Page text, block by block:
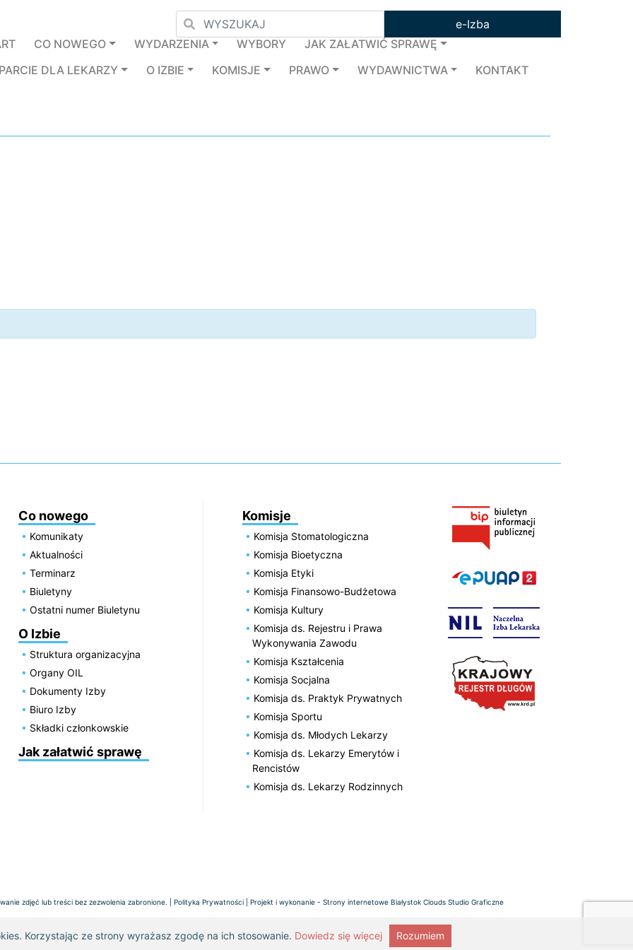
e-Izba
CO NOWEGO WYDARZENIA WYBORY
JAK ZAŁATWIĆ SPRAWĘ
DLA LEKARZY
O IZBIE KOMISJE PRAWO WYDAWNICTWA KONTAKT
Co nowego
Komunikaty
Aktualności
Terminarz
Biuletyny
Ostatni numer Biuletynu
O Izbie
Struktura organizacyjna
Organy OIL
Dokumenty Izby
Biuro Izby
Składki członkowskie
Jak załatwić sprawę
Komisje
Komisja Stomatologiczna
Komisja Bioetyczna
Komisja Etyki
Komisja Finansowo-Budżetowa
Komisja Kultury
Komisja ds. Rejestru i Prawa
Wykonywania Zawodu
Komisja Kształcenia
Komisja Socjalna
Komisja ds. Praktyk Prywatnych
Komisja Sportu
Komisja ds. Młodych Lekarzy
Komisja ds. Lekarzy Emerytów i
Rencistów
Komisja ds. Lekarzy Rodzinnych
zdjęć lub treści bez zezwolenia zabronione. | Polityka Prywatności | Projekt i wykonanie - Strony internetowe Białystok Clouds Studio Graficzne
Korzystając ze strony wyrażasz zgodę na ich stosowanie. Dowiedz się więcej Rozumiem